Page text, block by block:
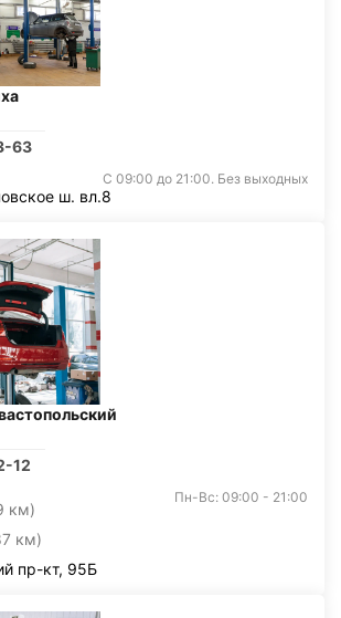
63
С 09:00 до 21:00. Без выходных
ш. вл.8
12
км)
км)
Пн-Вс: 09:00 - 21:00
пр-кт, 95Б